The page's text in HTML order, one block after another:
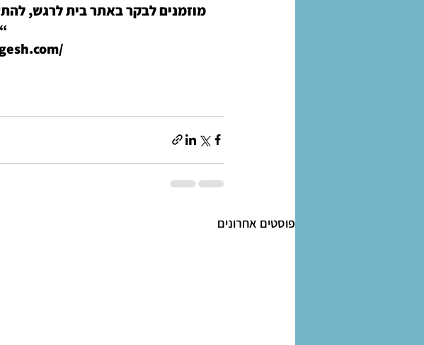
מוזמנים לבקר באתר בית לרגש,
פוסטים אחרונים